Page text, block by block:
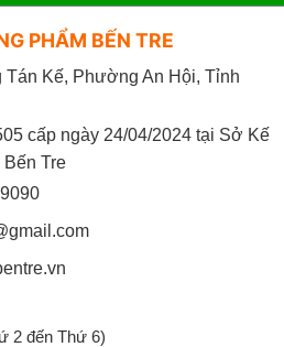
PHẨM BẾN TRE
Kế, Phường An Hội, Tỉnh
cấp ngày 24/04/2024 tại Sở Kế
Tre
2 đến Thứ 6)